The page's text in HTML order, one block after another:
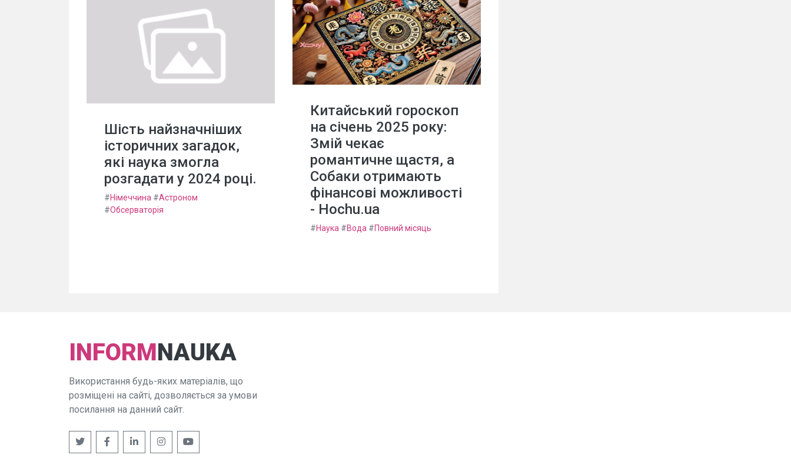
Шість найзначніших
історичних загадок,
які наука змогла
розгадати у 2024 році.
#Німеччина #Астроном
#Обсерваторія
Китайський гороскоп
на січень 2025 року:
Змій чекає
романтичне щастя, а
Собаки отримають
фінансові можливості
- Hochu.ua
#Наука #Вода #Повний місяць
INFORMNAUKA
Використання будь-яких матеріалів, що
розміщені на сайті, дозволяється за умови
посилання на данний сайт.